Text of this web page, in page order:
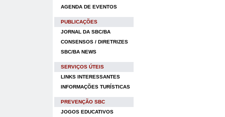
AGENDA DE EVENTOS
PUBLICAÇÕES
JORNAL DA SBC/BA
CONSENSOS / DIRETRIZES
SBC/BA NEWS
SERVIÇOS ÚTEIS
LINKS INTERESSANTES
INFORMAÇÕES TURÍSTICAS
PREVENÇÃO SBC
JOGOS EDUCATIVOS